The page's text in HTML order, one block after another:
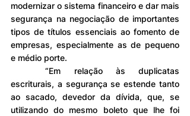
modernizar o sistema financeiro e dar mais
segurança na negociação de importantes
tipos de títulos essenciais ao fomento de
empresas, especialmente as de pequeno
e médio porte.
	“Em relação às duplicatas
escriturais, a segurança se estende tanto
ao sacado, devedor da dívida, que, se
utilizando do mesmo boleto que lhe foi